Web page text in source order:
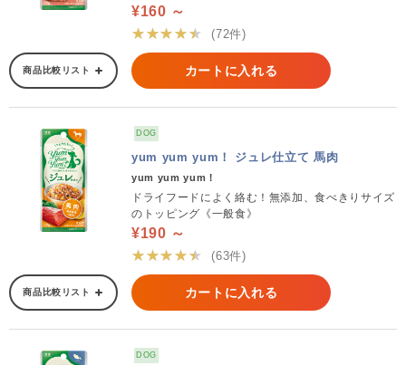
¥160 ～
★★★★★
(72件)
商品比較リスト カートに入れる
DOG
yum yum yum！ ジュレ仕立て 馬肉
yum yum yum！
ドライフードによく絡む！無添加、食べきりサイズ
のトッピング《一般食》
¥190 ～
★★★★★
(63件)
商品比較リスト カートに入れる
DOG